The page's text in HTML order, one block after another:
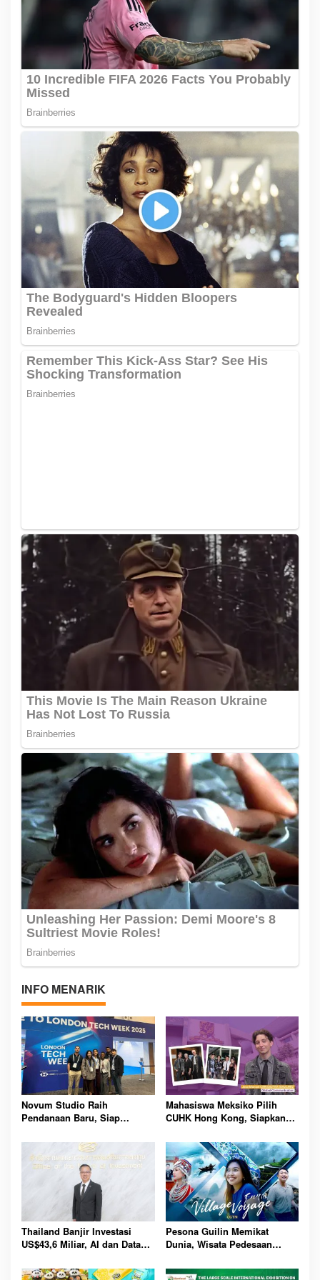
INFO MENARIK
Novum Studio Raih
Pendanaan Baru, Siap
Platform AI Ahoy Project
Global
Mahasiswa Meksiko Pilih
CUHK Hong Kong, Siapkan
Beasiswa Internasional
Bergengsi
Thailand Banjir Investasi
US$43,6 Miliar, AI dan Data
Ekonomi Baru Nasional
Pesona Guilin Memikat
Dunia, Wisata Pedesaan
dan Alam Tak Terlupakan